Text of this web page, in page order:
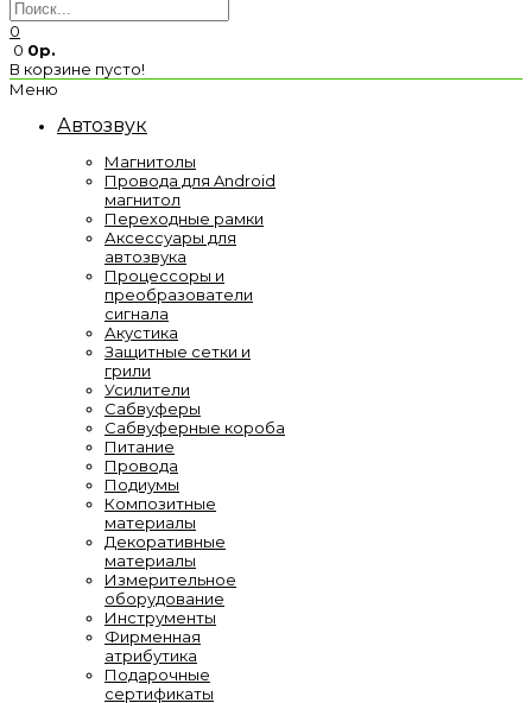
0
0 0р.
В корзине пусто!
Меню
Автозвук
Магнитолы
Провода для Android
магнитол
Переходные рамки
Аксессуары для
автозвука
Процессоры и
преобразователи
сигнала
Акустика
Защитные сетки и
грили
Усилители
Сабвуферы
Сабвуферные короба
Питание
Провода
Подиумы
Композитные
материалы
Декоративные
материалы
Измерительное
оборудование
Инструменты
Фирменная
атрибутика
Подарочные
сертификаты